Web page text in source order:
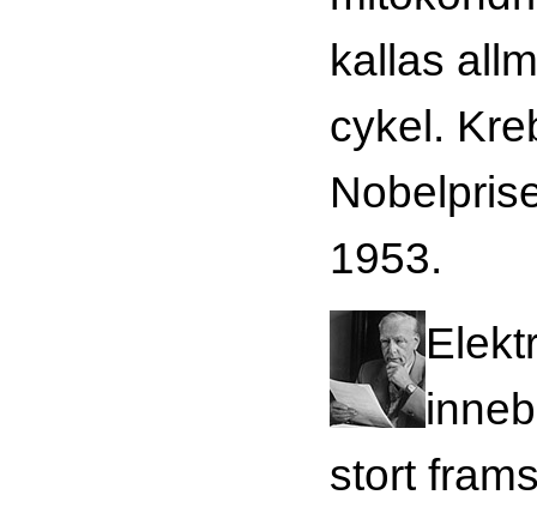
kallas
cykel.
1953.
stort